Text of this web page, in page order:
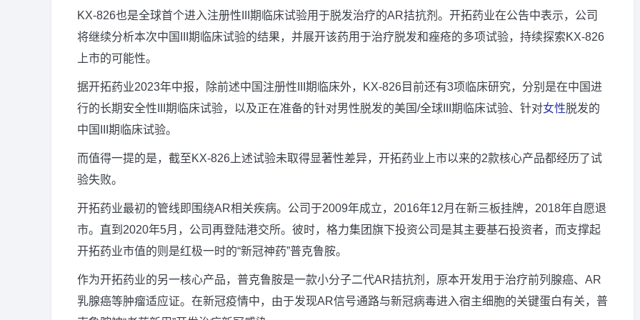
KX-826也是全球首个进入注册性III期临床试验用于脱发治疗的AR拮抗剂。开拓药业在公告中表示，公司
将继续分析本次中国III期临床试验的结果，并展开该药用于治疗脱发和痤疮的多项试验，持续探索KX-826
上市的可能性。
据开拓药业2023年中报，除前述中国注册性III期临床外，KX-826目前还有3项临床研究，分别是在中国进
行的长期安全性III期临床试验，以及正在准备的针对男性脱发的美国/全球III期临床试验、针对女性脱发的
中国III期临床试验。
而值得一提的是，截至KX-826上述试验未取得显著性差异，开拓药业上市以来的2款核心产品都经历了试
验失败。
开拓药业最初的管线即围绕AR相关疾病。公司于2009年成立，2016年12月在新三板挂牌，2018年自愿退
市。直到2020年5月，公司再登陆港交所。彼时，格力集团旗下投资公司是其主要基石投资者，而支撑起
开拓药业市值的则是红极一时的“新冠神药”普克鲁胺。
作为开拓药业的另一核心产品，普克鲁胺是一款小分子二代AR拮抗剂，原本开发用于治疗前列腺癌、AR
乳腺癌等肿瘤适应证。在新冠疫情中，由于发现AR信号通路与新冠病毒进入宿主细胞的关键蛋白有关，普